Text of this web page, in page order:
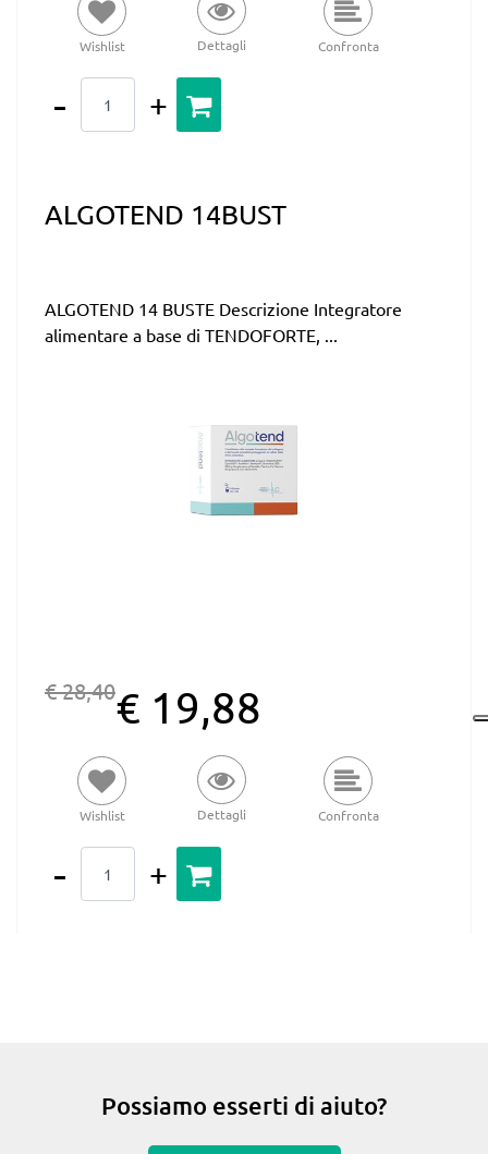
Wishlist Dettagli Confronta
ALGOTEND 14BUST
ALGOTEND 14 BUSTE Descrizione Integratore
alimentare a base di TENDOFORTE, ...
€ 28,40€ 19,88
Wishlist Dettagli Confronta
Possiamo esserti di aiuto?